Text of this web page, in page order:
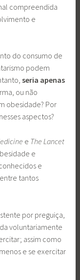
compreendida
e
do consumo de
podem
seria apenas
ou não
obesidade? Por
aspectos?
e The Lancet
e
e
tantos
por preguiça,
voluntariamente
assim como
e se exercitar